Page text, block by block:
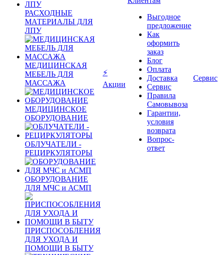
РАСХОДНЫЕ
МАТЕРИАЛЫ ДЛЯ
ЛПУ
МЕДИЦИНСКАЯ
МЕБЕЛЬ ДЛЯ
МАССАЖА
МЕДИЦИНСКОЕ
ОБОРУДОВАНИЕ
ОБЛУЧАТЕЛИ -
РЕЦИРКУЛЯТОРЫ
ОБОРУДОВАНИЕ
ДЛЯ МЧС и АСМП
ПРИСПОСОБЛЕНИЯ
ДЛЯ УХОДА И
ПОМОЩИ В БЫТУ
⚡
Акции
Выгодное
предложение
Как
оформить
заказ
Блог
Оплата
Доставка
Сервис
Правила
Самовывоза
Гарантии,
условия
возврата
Вопрос-
ответ
Сервис